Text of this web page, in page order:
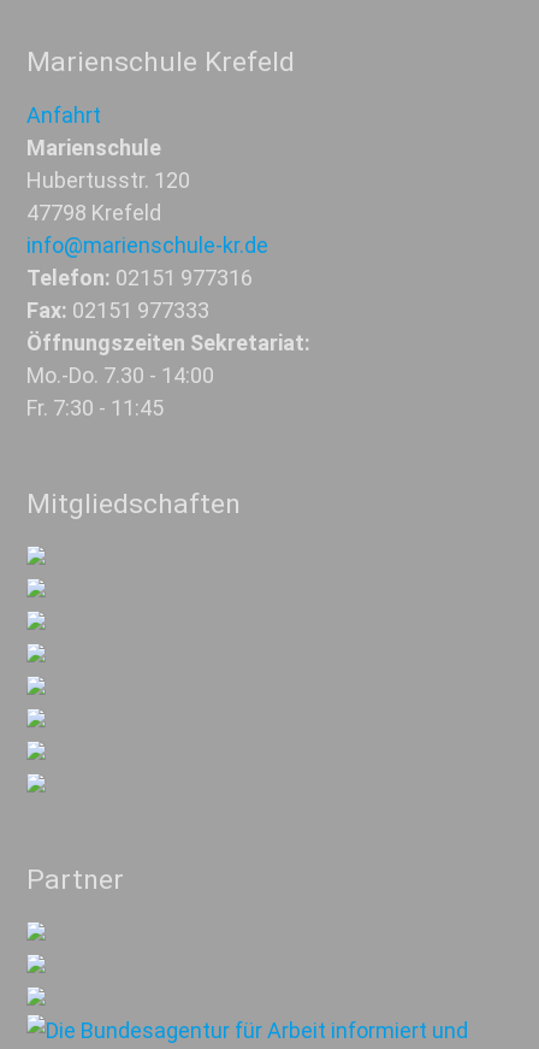
Marienschule Krefeld
Anfahrt
Marienschule
Hubertusstr. 120
47798 Krefeld
info@marienschule-kr.de
Telefon: 02151 977316
Fax: 02151 977333
Öffnungszeiten Sekretariat:
Mo.-Do. 7.30 - 14:00
Fr. 7:30 - 11:45
Mitgliedschaften
Partner